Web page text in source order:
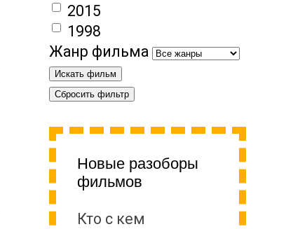
2015
1998
Жанр фильма
Искать фильм
Сбросить фильтр
Новые разоборы
фильмов
Кто с кем